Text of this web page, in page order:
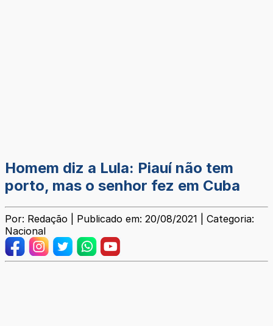
Homem diz a Lula: Piauí não tem
porto, mas o senhor fez em Cuba
Por: Redação | Publicado em: 20/08/2021 | Categoria:
Nacional